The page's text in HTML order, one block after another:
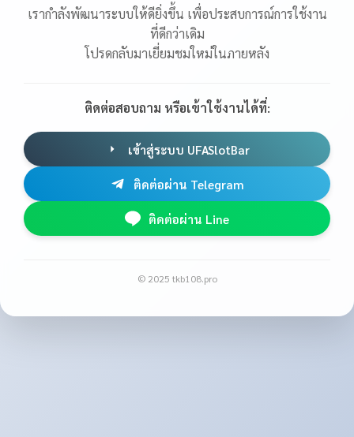
เรากำลังพัฒนาระบบให้ดียิ่งขึ้น เพื่อประสบการณ์การใช้งาน
ที่ดีกว่าเดิม
โปรดกลับมาเยี่ยมชมใหม่ในภายหลัง
ติดต่อสอบถาม หรือเข้าใช้งานได้ที่:
เข้าสู่ระบบ UFASlotBar
ติดต่อผ่าน Telegram
ติดต่อผ่าน Line
© 2025 tkb108.pro